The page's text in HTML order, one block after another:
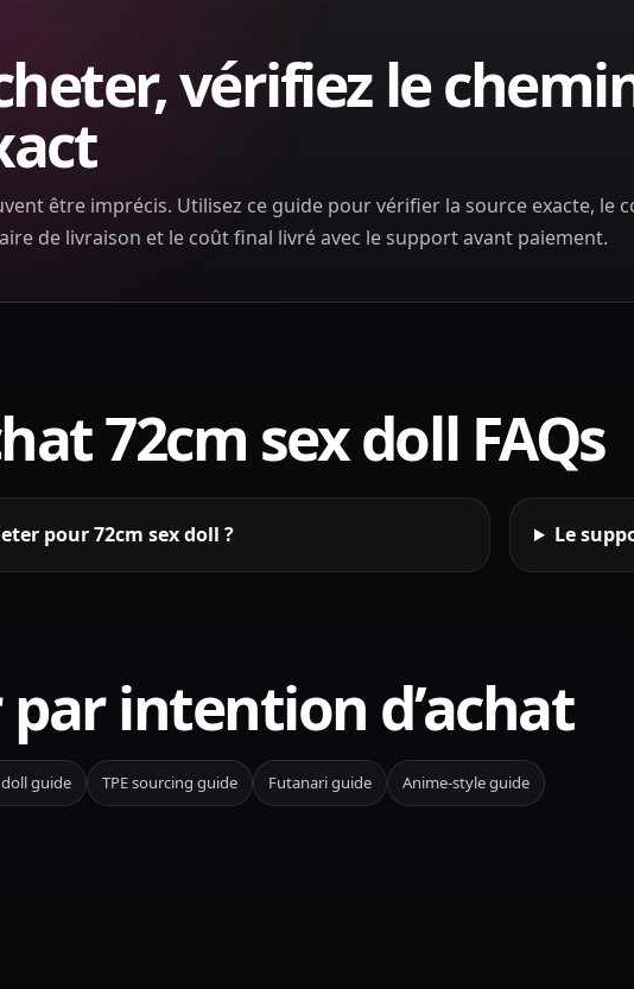
vérifiez le
être imprécis. Utilisez ce guide pour vérifier la source exacte, le
de livraison et le coût final livré avec le support avant paiement.
72cm sex doll FAQs
pour 72cm sex doll ? Le
intention d’achat
guide TPE sourcing guide Futanari guide Anime-style guide